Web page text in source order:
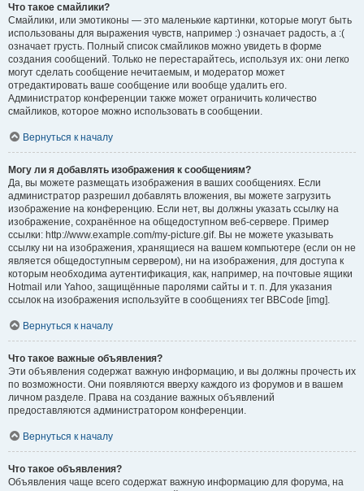
Что такое смайлики?
Смайлики, или эмотиконы — это маленькие картинки, которые могут быть
использованы для выражения чувств, например :) означает радость, а :(
означает грусть. Полный список смайликов можно увидеть в форме
создания сообщений. Только не перестарайтесь, используя их: они легко
могут сделать сообщение нечитаемым, и модератор может
отредактировать ваше сообщение или вообще удалить его.
Администратор конференции также может ограничить количество
смайликов, которое можно использовать в сообщении.
Вернуться к началу
Могу ли я добавлять изображения к сообщениям?
Да, вы можете размещать изображения в ваших сообщениях. Если
администратор разрешил добавлять вложения, вы можете загрузить
изображение на конференцию. Если нет, вы должны указать ссылку на
изображение, сохранённое на общедоступном веб-сервере. Пример
ссылки: http://www.example.com/my-picture.gif. Вы не можете указывать
ссылку ни на изображения, хранящиеся на вашем компьютере (если он не
является общедоступным сервером), ни на изображения, для доступа к
которым необходима аутентификация, как, например, на почтовые ящики
Hotmail или Yahoo, защищённые паролями сайты и т. п. Для указания
ссылок на изображения используйте в сообщениях тег BBCode [img].
Вернуться к началу
Что такое важные объявления?
Эти объявления содержат важную информацию, и вы должны прочесть их
по возможности. Они появляются вверху каждого из форумов и в вашем
личном разделе. Права на создание важных объявлений
предоставляются администратором конференции.
Вернуться к началу
Что такое объявления?
Объявления чаще всего содержат важную информацию для форума, на